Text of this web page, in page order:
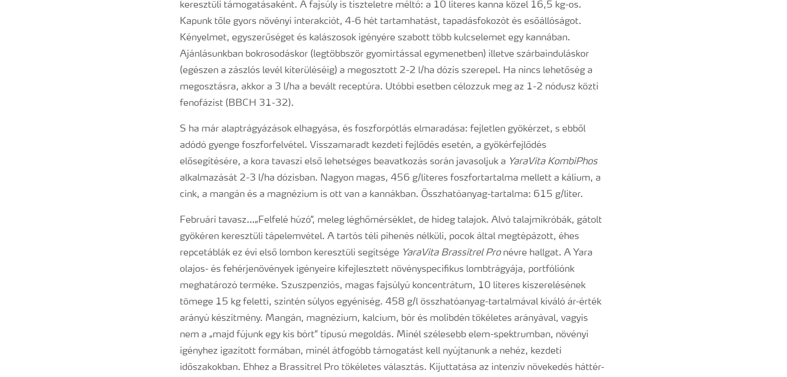
keresztüli támogatásaként. A fajsúly is tiszteletre méltó: a 10 literes kanna közel 16,5 kg-os.
Kapunk tőle gyors növényi interakciót, 4-6 hét tartamhatást, tapadásfokozót és esőállóságot.
Kényelmet, egyszerűséget és kalászosok igényére szabott több kulcselemet egy kannában.
Ajánlásunkban bokrosodáskor (legtöbbször gyomirtással egymenetben) illetve szárbainduláskor
(egészen a zászlós levél kiterüléséig) a megosztott 2-2 l/ha dózis szerepel. Ha nincs lehetőség a
megosztásra, akkor a 3 l/ha a bevált receptúra. Utóbbi esetben célozzuk meg az 1-2 nódusz közti
fenofázist (BBCH 31-32).
S ha már alaptrágyázások elhagyása, és foszforpótlás elmaradása: fejletlen gyökérzet, s ebből
adódó gyenge foszforfelvétel. Visszamaradt kezdeti fejlődés esetén, a gyökérfejlődés
elősegítésére, a kora tavaszi első lehetséges beavatkozás során javasoljuk a YaraVita KombiPhos
alkalmazását 2-3 l/ha dózisban. Nagyon magas, 456 g/literes foszfortartalma mellett a kálium, a
cink, a mangán és a magnézium is ott van a kannákban. Összhatóanyag-tartalma: 615 g/liter.
Februári tavasz…„Felfelé húzó”, meleg léghőmérséklet, de hideg talajok. Alvó talajmikróbák, gátolt
gyökéren keresztüli tápelemvétel. A tartós téli pihenés nélküli, pocok által megtépázott, éhes
repcetáblák ez évi első lombon keresztüli segítsége YaraVita Brassitrel Pronévre hallgat. A Yara
olajos- és fehérjenövények igényeire kifejlesztett növényspecifikus lombtrágyája, portfóliónk
meghatározó terméke. Szuszpenziós, magas fajsúlyú koncentrátum, 10 literes kiszerelésének
tömege 15 kg feletti, szintén súlyos egyéniség. 458 g/l összhatóanyag-tartalmával kiváló ár-érték
arányú készítmény. Mangán, magnézium, kalcium, bór és molibdén tökéletes arányával, vagyis
nem a „majd fújunk egy kis bórt” típusú megoldás. Minél szélesebb elem-spektrumban, növényi
igényhez igazított formában, minél átfogóbb támogatást kell nyújtanunk a nehéz, kezdeti
időszakokban. Ehhez a Brassitrel Pro tökéletes választás. Kijuttatása az intenzív növekedés háttér-